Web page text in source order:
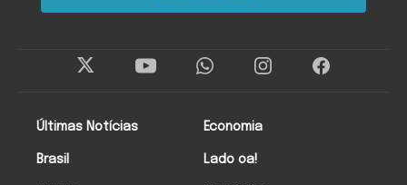
Últimas Notícias
Brasil
Economia
Lado oa!